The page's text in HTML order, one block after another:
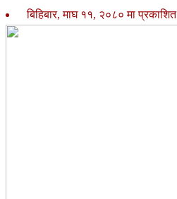
बिहिबार, माघ ११, २०८० मा प्रकाशित